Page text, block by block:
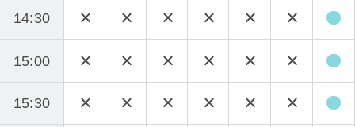
14:30
15:00
15:30